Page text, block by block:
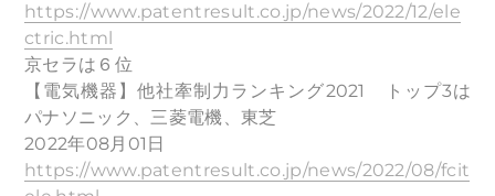
https://www.patentresult.co.jp/news/2022/12/ele
ctric.html
京セラは６位
【電気機器】他社牽制力ランキング2021 トップ3は
パナソニック、三菱電機、東芝
2022年08月01日
https://www.patentresult.co.jp/news/2022/08/fcit